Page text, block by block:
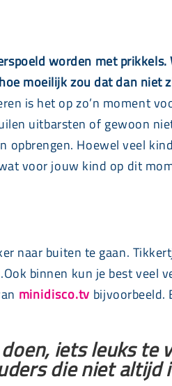
worden met
moeilijk zou dat dan niet
is het op zo’n moment
uitbarsten of gewoon
Hoewel veel
voor jouw kind op dit
naar buiten te gaan.
binnen kun je best veel
minidisco.tv bijvoorbeeld.
iets leuks te
die niet